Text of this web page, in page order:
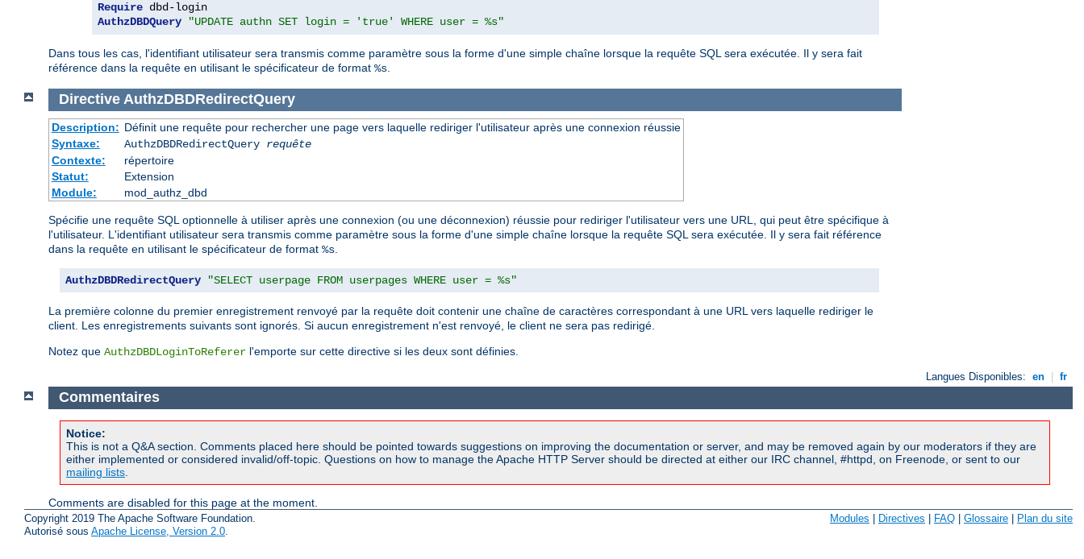
Require
AuthzDBDQuery
"UPDATE authn SET login = 'true' WHERE user = %s"
Dans tous les cas, l'identifiant utilisateur sera transmis comme paramètre sous la forme d'une simple chaîne lorsque la requête SQL sera exécutée. Il y sera fait
référence dans la requête en utilisant le spécificateur de format %s.
Directive AuthzDBDRedirectQuery
Description: Définit une requête pour rechercher une page vers laquelle rediriger l'utilisateur après une connexion réussie
Syntaxe:
AuthzDBDRedirectQuery requête
Contexte:
répertoire
Statut:
Extension
Module:
mod_authz_dbd
Spécifie une requête SQL optionnelle à utiliser après une connexion (ou une déconnexion) réussie pour rediriger l'utilisateur vers une URL, qui peut être spécifique à
l'utilisateur. L'identifiant utilisateur sera transmis comme paramètre sous la forme d'une simple chaîne lorsque la requête SQL sera exécutée. Il y sera fait référence
dans la requête en utilisant le spécificateur de format %s
AuthzDBDRedirectQuery "SELECT userpage FROM userpages WHERE user = %s"
La première colonne du premier enregistrement renvoyé par la requête doit contenir une chaîne de caractères correspondant à une URL vers laquelle rediriger le
client. Les enregistrements suivants sont ignorés. Si aucun enregistrement n'est renvoyé, le client ne sera pas redirigé.
Notez que AuthzDBDLoginToReferer l'emporte sur cette directive si les deux sont définies.
Langues Disponibles: en fr
Commentaires
Notice:
This is not a Q&A section. Comments placed here should be pointed towards suggestions on improving the documentation or server, and may be removed again by our moderators if they are
either implemented or considered invalid/off-topic. Questions on how to manage the Apache HTTP Server should be directed at either our IRC channel, #httpd, on Freenode, or sent to our
mailing lists
Comments are disabled for this page at the moment.
Copyright 2019 The Apache Software Foundation.
Autorisé sous Apache License, Version 2.0
Modules | Directives | FAQ | Glossaire | Plan du site